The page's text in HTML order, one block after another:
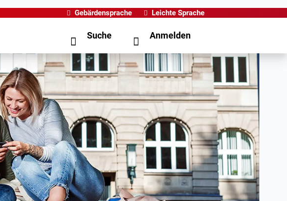
Gebärdensprache Leichte Sprache
Suche Anmelden